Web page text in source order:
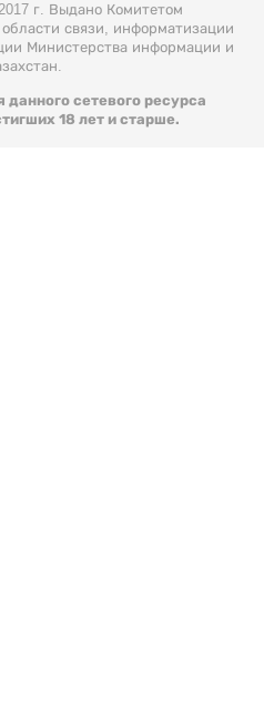
г. Выдано Комитетом
связи, информатизации
Министерства информации и
сетевого ресурса
18 лет и старше.